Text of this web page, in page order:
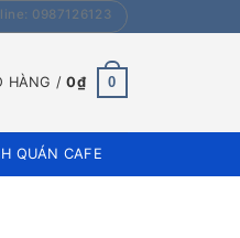
0987126123
HÀNG /0₫ 0
QUÁN CAFE